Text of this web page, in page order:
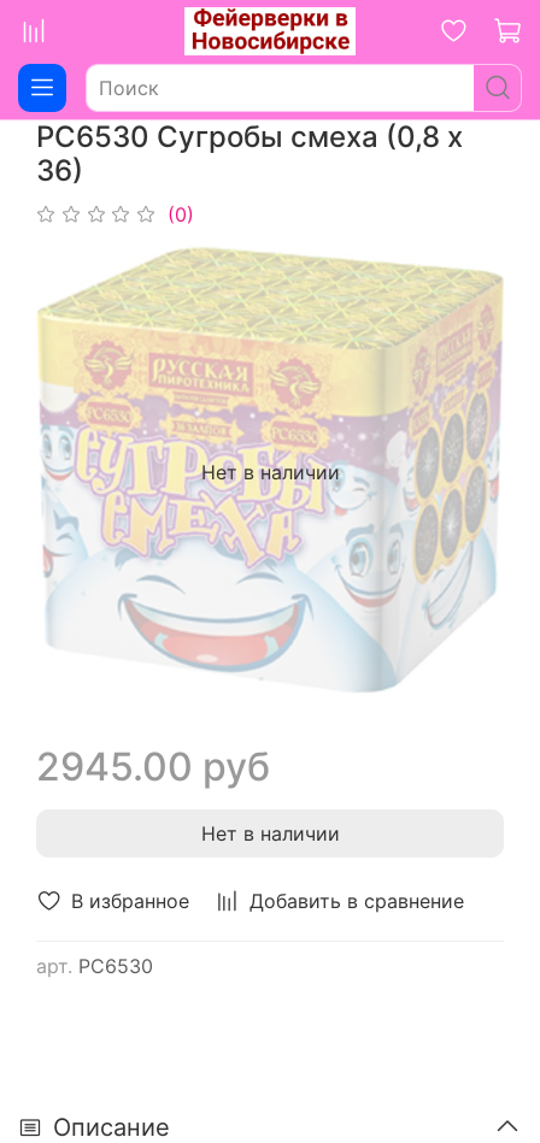
РС6530 Сугробы смеха (0,8 х
36)
(0)
В избранное Добавить в сравнение
арт. РС6530
Нет в наличии
2945.00 руб
Нет в наличии
Описание